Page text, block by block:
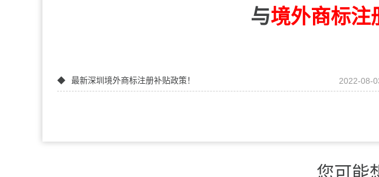
与境外商标注
最新深圳境外商标注册补贴政策！ 2022-08-
您可能